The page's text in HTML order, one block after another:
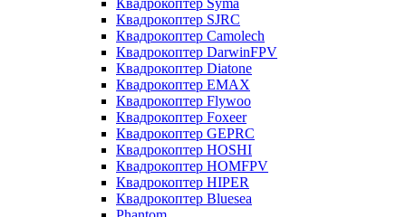
Квадрокоптер Syma
Квадрокоптер SJRC
Квадрокоптер Camolech
Квадрокоптер DarwinFPV
Квадрокоптер Diatone
Квадрокоптер EMAX
Квадрокоптер Flywoo
Квадрокоптер Foxeer
Квадрокоптер GEPRC
Квадрокоптер HOSHI
Квадрокоптер HOMFPV
Квадрокоптер HIPER
Квадрокоптер Bluesea